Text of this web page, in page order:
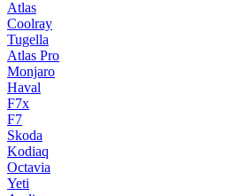
Atlas
Coolray
Tugella
Atlas Pro
Monjaro
Haval
F7x
F7
Skoda
Kodiaq
Octavia
Yeti